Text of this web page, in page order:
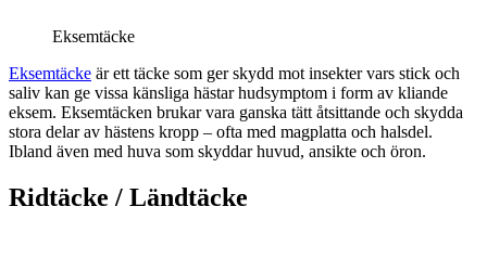
Eksemtäcke
Eksemtäcke är ett täcke som ger skydd mot insekter vars stick och
saliv kan ge vissa känsliga hästar hudsymptom i form av kliande
eksem. Eksemtäcken brukar vara ganska tätt åtsittande och skydda
stora delar av hästens kropp – ofta med magplatta och halsdel.
Ibland även med huva som skyddar huvud, ansikte och öron.
Ridtäcke / Ländtäcke